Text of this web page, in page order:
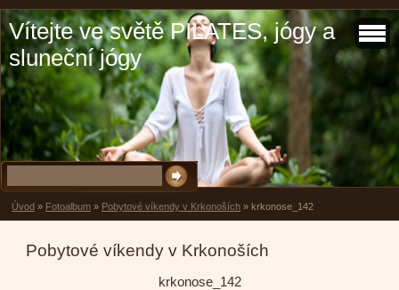
Vítejte ve světě PILATES, jógy a
sluneční jógy
Úvod » Fotoalbum » Pobytové víkendy v Krkonoších » krkonose_142
Pobytové víkendy v Krkonoších
krkonose_142